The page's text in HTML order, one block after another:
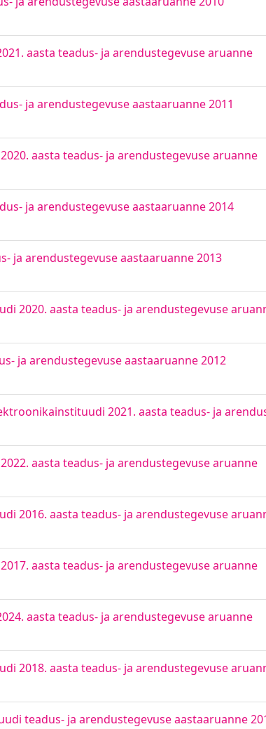
aasta teadus- ja arendustegevuse aruanne
ja arendustegevuse aastaaruanne 2011
aasta teadus- ja arendustegevuse aruanne
ja arendustegevuse aastaaruanne 2014
ja arendustegevuse aastaaruanne 2013
2020. aasta teadus- ja arendustegevuse
ja arendustegevuse aastaaruanne 2012
2021. aasta teadus- ja
aasta teadus- ja arendustegevuse aruanne
2016. aasta teadus- ja arendustegevuse
aasta teadus- ja arendustegevuse aruanne
aasta teadus- ja arendustegevuse aruanne
2018. aasta teadus- ja arendustegevuse
teadus- ja arendustegevuse aastaaruanne